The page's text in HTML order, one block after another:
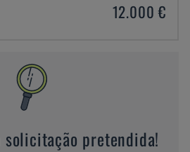
12.000 €
solicitação pretendida!